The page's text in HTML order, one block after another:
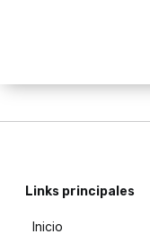
Links principales
Inicio